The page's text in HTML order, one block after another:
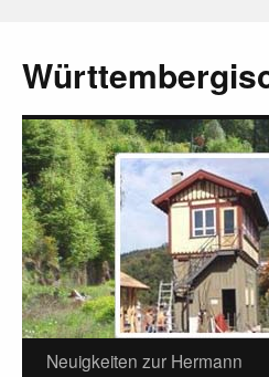
Neuigkeiten zur Hermann